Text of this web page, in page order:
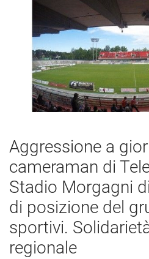
Aggressione a
cameraman di
Stadio Morgagni
di posizione del
sportivi.
regionale